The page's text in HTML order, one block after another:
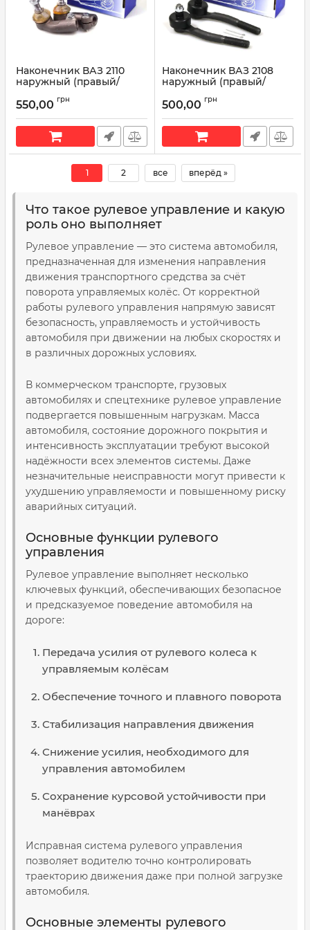
Наконечник ВАЗ 2110
наружный (правый/
4056/4057-010TR
Артикул: AT 4056/4057-010TR
550,00 грн
Наконечник ВАЗ 2108
наружный (правый/
4056/4057-008TR
Артикул: AT 4056/4057-008TR
500,00 грн
1 2 все вперёд »
Что такое рулевое управление и какую
роль оно выполняет
Рулевое управление — это система автомобиля,
предназначенная для изменения направления
движения транспортного средства за счёт
поворота управляемых колёс. От корректной
работы рулевого управления напрямую зависят
безопасность, управляемость и устойчивость
автомобиля при движении на любых скоростях и
в различных дорожных условиях.
В коммерческом транспорте, грузовых
автомобилях и спецтехнике рулевое управление
подвергается повышенным нагрузкам. Масса
автомобиля, состояние дорожного покрытия и
интенсивность эксплуатации требуют высокой
надёжности всех элементов системы. Даже
незначительные неисправности могут привести к
ухудшению управляемости и повышенному риску
аварийных ситуаций.
Основные функции рулевого
управления
Рулевое управление выполняет несколько
ключевых функций, обеспечивающих безопасное
и предсказуемое поведение автомобиля на
дороге:
Передача усилия от рулевого колеса к
управляемым колёсам
Обеспечение точного и плавного поворота
Стабилизация направления движения
Снижение усилия, необходимого для
управления автомобилем
Сохранение курсовой устойчивости при
манёврах
Исправная система рулевого управления
позволяет водителю точно контролировать
траекторию движения даже при полной загрузке
автомобиля.
Основные элементы рулевого